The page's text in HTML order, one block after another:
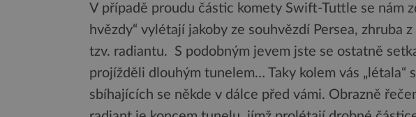
V případě proudu částic komety Swift-Tuttle se nám
hvězdy“ vylétají jakoby ze souhvězdí Persea, zhruba
tzv. radiantu. S podobným jevem jste se ostatně
projížděli dlouhým tunelem… Taky kolem vás „létala“
sbíhajících se někde v dálce před vámi. Obrazně